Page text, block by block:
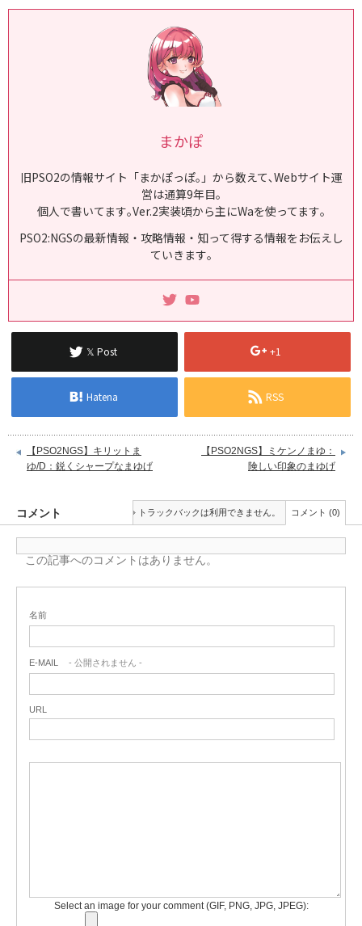
新版で､1月1日現在､全124種類実装｡顔の中では瞳が変わる最重要パーツなの
まかぽ
旧PSO2の情報サイト「まかぽっぽ｡」から数えて､Webサイト運
営は通算9年目｡
個人で書いてます｡Ver.2実装頃から主にWaを使ってます｡
PSO2:NGSの最新情報・攻略情報・知って得する情報をお伝えし
ていきます｡
𝕏 Post +1
Hatena RSS
【PSO2NGS】キリットま
ゆ/D：鋭くシャープなまゆげ
【PSO2NGS】ミケンノまゆ：
険しい印象のまゆげ
コメント トラックバックは利用できません。 コメント (0)
この記事へのコメントはありません。
名前
E-MAIL - 公開されません -
URL
Select an image for your comment (GIF, PNG, JPG, JPEG):